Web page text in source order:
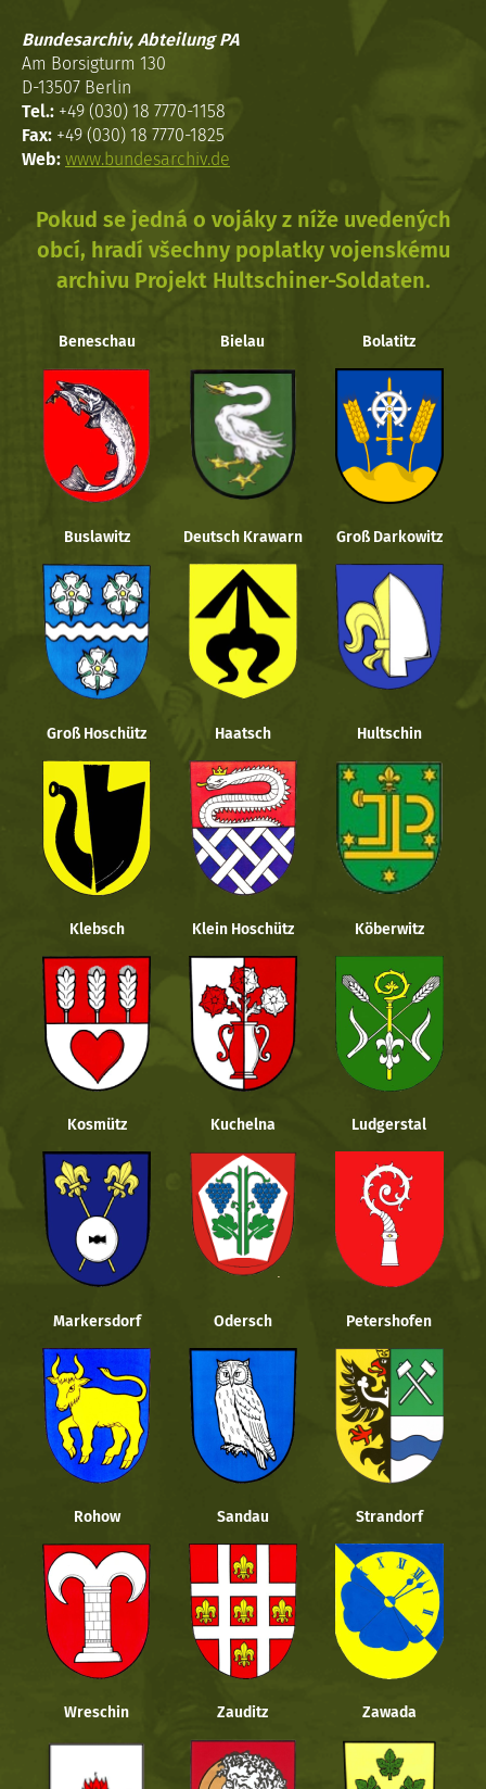
Bundesarchiv, Abteilung PA
Am Borsigturm 130
D-13507 Berlin
Tel.: +49 (030) 18 7770-1158
Fax: +49 (030) 18 7770-1825
Web: www.bundesarchiv.de
Pokud se jedná o vojáky z níže uvedených
obcí, hradí všechny poplatky vojenskému
archivu Projekt Hultschiner-Soldaten.
Beneschau Bielau Bolatitz
Buslawitz Deutsch Krawarn Groß Darkowitz
Groß Hoschütz Haatsch Hultschin
Klebsch Klein Hoschütz Köberwitz
Kosmütz Kuchelna Ludgerstal
Markersdorf Odersch Petershofen
Rohow Sandau Strandorf
Wreschin Zauditz Zawada